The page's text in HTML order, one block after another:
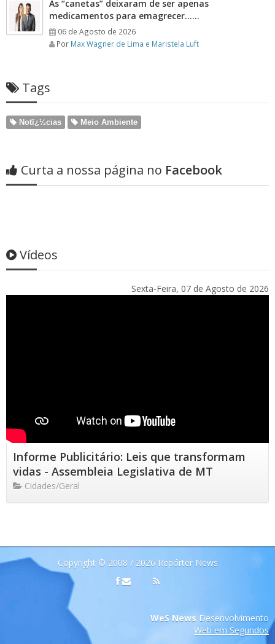
As “canetas” deixaram de ser apenas
medicamentos para emagrecer……
06 de Agosto de 2026
Por Max Wagner de Lima e Maristela Luft
Tags
Notï¿½cias Meio Ambiente
Curta a nossa página no Facebook
Vídeos
Sexta-Feira, 07 de Agosto de 2026
Informe Publicitário: Leis que transformam
vidas - Assembleia Legislativa de MT
Cidades/Geral
Copyright © 2008 / 2026 Repórter News
WeS News Desenvolvimento
Web em Segundos